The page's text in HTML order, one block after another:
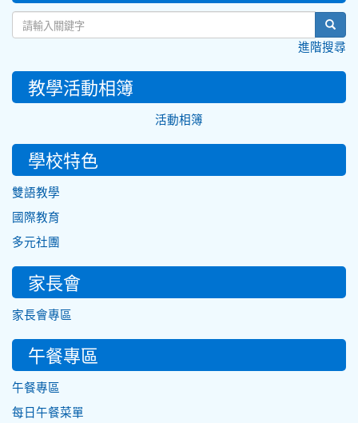
進階搜尋
教學活動相簿
活動相簿
學校特色
雙語教學
國際教育
多元社團
家長會
家長會專區
午餐專區
午餐專區
每日午餐菜單